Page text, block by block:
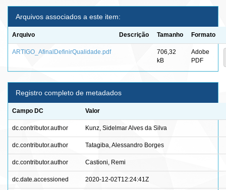
Arquivos associados a este item:
Arquivo Descrição Tamanho Formato
ARTIGO_AfinalDefinirQualidade.pdf
706,32
kB
Adobe
PDF
Registro completo de metadados
Campo DC Valor
dc.contributor.author Kunz, Sidelmar Alves da Silva
dc.contributor.author Tatagiba, Alessandro Borges
dc.contributor.author Castioni, Remi
dc.date.accessioned 2020-12-02T12:24:41Z